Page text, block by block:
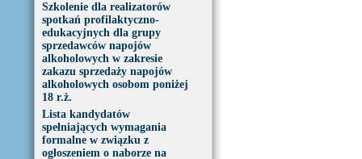
Szkolenie dla realizatorów
spotkań profilaktyczno-
edukacyjnych dla grupy
sprzedawców napojów
alkoholowych w zakresie
zakazu sprzedaży napojów
alkoholowych osobom poniżej
18 r.ż.
Lista kandydatów
spełniających wymagania
formalne w związku z
ogłoszeniem o naborze na